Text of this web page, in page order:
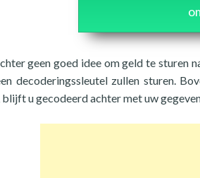
geen goed idee om geld te sturen
decoderingssleutel zullen sturen.
u gecodeerd achter met uw